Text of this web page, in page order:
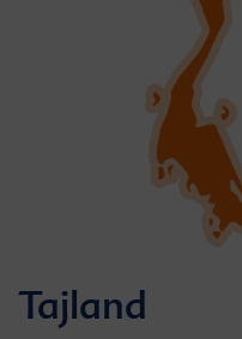
Tajland